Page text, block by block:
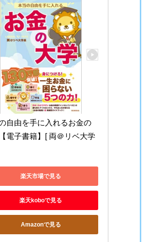
自由を手に入れるお金の
電子書籍】[ 両＠リベ大学
楽天市場で見る
楽天koboで見る
Amazonで見る